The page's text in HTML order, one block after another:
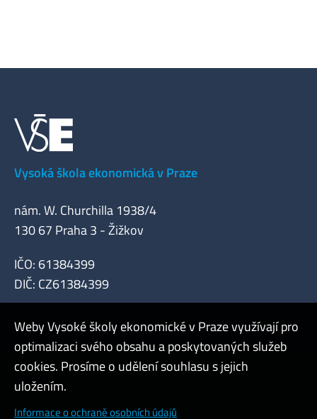
Vysoká škola ekonomická v Praze
nám. W. Churchilla 1938/4
130 67 Praha 3 - Žižkov
IČO: 61384399
DIČ: CZ61384399
Admin
Cookies a ochrana osobních údajů
Weby Vysoké školy ekonomické v Praze využívají pro
optimalizaci svého obsahu a poskytovaných služeb
cookies. Prosíme o udělení souhlasu s jejich
uložením.
Informace o ochraně osobních údajů